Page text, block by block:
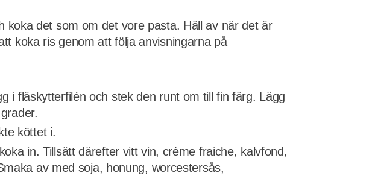
koka det som om det vore pasta. Häll av när det är
koka ris genom att följa anvisningarna på
i fläskytterfilén och stek den runt om till fin färg. Lägg
köttet i.
in. Tillsätt därefter vitt vin, crème fraiche, kalvfond,
av med soja, honung, worcestersås,